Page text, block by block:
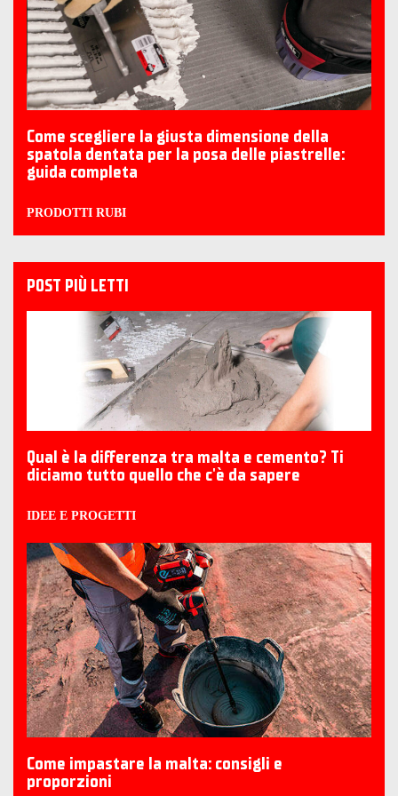
Come scegliere la giusta dimensione della
spatola dentata per la posa delle piastrelle:
guida completa
PRODOTTI RUBI
POST PIÙ LETTI
Qual è la differenza tra malta e cemento? Ti
diciamo tutto quello che c'è da sapere
IDEE E PROGETTI
Come impastare la malta: consigli e
proporzioni